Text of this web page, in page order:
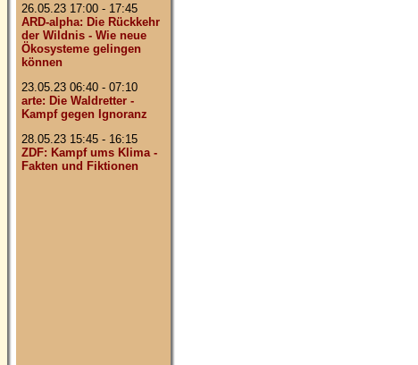
26.05.23 17:00 - 17:45
ARD-alpha: Die Rückkehr
der Wildnis - Wie neue
Ökosysteme gelingen
können
23.05.23 06:40 - 07:10
arte: Die Waldretter -
Kampf gegen Ignoranz
28.05.23 15:45 - 16:15
ZDF: Kampf ums Klima -
Fakten und Fiktionen